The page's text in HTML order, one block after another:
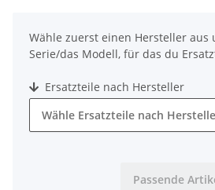
Wähle zuerst einen Hersteller aus
Serie/das Modell, für das du
Ersatzteile nach Hersteller
Wähle Ersatzteile nach
Passende